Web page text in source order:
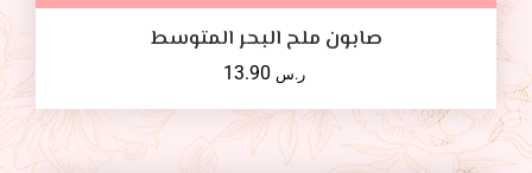
صابون ملح البحر المتوسط
ر.س